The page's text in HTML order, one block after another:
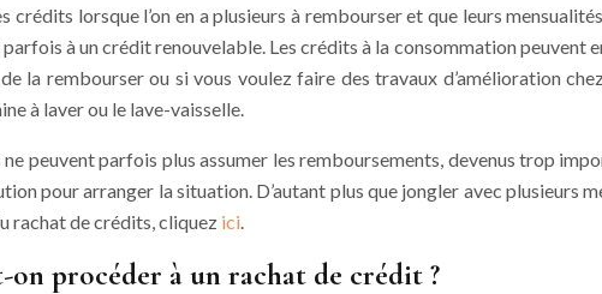
crédits lorsque l’on en a plusieurs à rembourser et que leurs
à un crédit renouvelable. Les crédits à la consommation
la rembourser ou si vous voulez faire des travaux d’amélioration
à laver ou le lave-vaisselle.
peuvent parfois plus assumer les remboursements, devenus trop
pour arranger la situation. D’autant plus que jongler avec plusieurs
rachat de crédits, cliquez ici.
procéder à un rachat de crédit ?